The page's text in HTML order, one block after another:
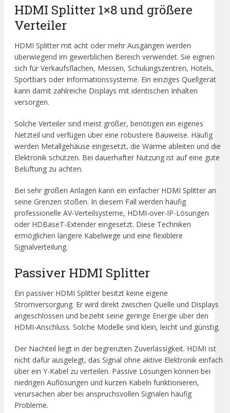
HDMI Splitter 1×8 und größere
Verteiler
HDMI Splitter mit acht oder mehr Ausgängen werden
überwiegend im gewerblichen Bereich verwendet. Sie eignen
sich für Verkaufsflächen, Messen, Schulungszentren, Hotels,
Sportbars oder Informationssysteme. Ein einziges Quellgerät
kann damit zahlreiche Displays mit identischen Inhalten
versorgen.
Solche Verteiler sind meist größer, benötigen ein eigenes
Netzteil und verfügen über eine robustere Bauweise. Häufig
werden Metallgehäuse eingesetzt, die Wärme ableiten und die
Elektronik schützen. Bei dauerhafter Nutzung ist auf eine gute
Belüftung zu achten.
Bei sehr großen Anlagen kann ein einfacher HDMI Splitter an
seine Grenzen stoßen. In diesem Fall werden häufig
professionelle AV-Verteilsysteme, HDMI-over-IP-Lösungen
oder HDBaseT-Extender eingesetzt. Diese Techniken
ermöglichen längere Kabelwege und eine flexiblere
Signalverteilung.
Passiver HDMI Splitter
Ein passiver HDMI Splitter besitzt keine eigene
Stromversorgung. Er wird direkt zwischen Quelle und Displays
angeschlossen und bezieht seine geringe Energie über den
HDMI-Anschluss. Solche Modelle sind klein, leicht und günstig.
Der Nachteil liegt in der begrenzten Zuverlässigkeit. HDMI ist
nicht dafür ausgelegt, das Signal ohne aktive Elektronik einfach
über ein Y-Kabel zu verteilen. Passive Lösungen können bei
niedrigen Auflösungen und kurzen Kabeln funktionieren,
verursachen aber bei anspruchsvollen Signalen häufig
Probleme.